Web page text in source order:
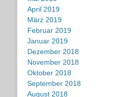
April 2019
März 2019
Februar 2019
Januar 2019
Dezember 2018
November 2018
Oktober 2018
September 2018
August 2018